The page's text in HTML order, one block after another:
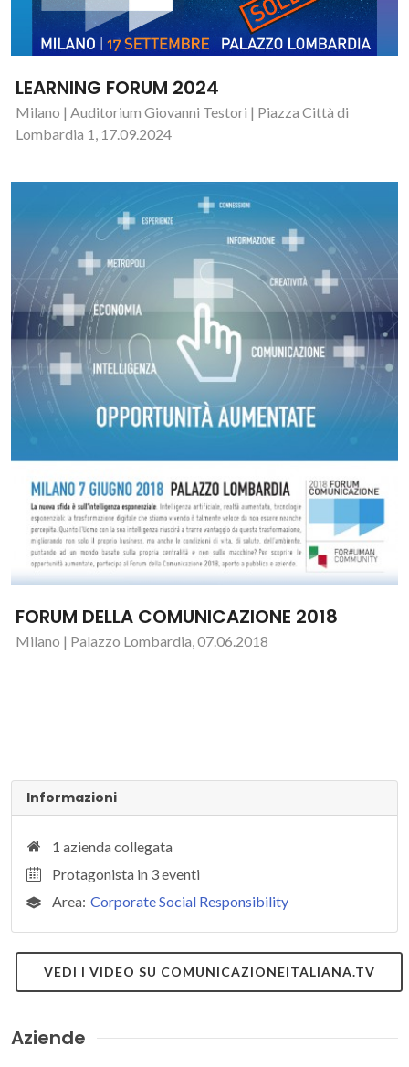
LEARNING FORUM 2024
Milano | Auditorium Giovanni Testori | Piazza Città di
Lombardia 1, 17.09.2024
FORUM DELLA COMUNICAZIONE 2018
Milano | Palazzo Lombardia, 07.06.2018
Informazioni
1 azienda collegata
Protagonista in 3 eventi
Area: Corporate Social Responsibility
VEDI I VIDEO SU COMUNICAZIONEITALIANA.TV
Aziende